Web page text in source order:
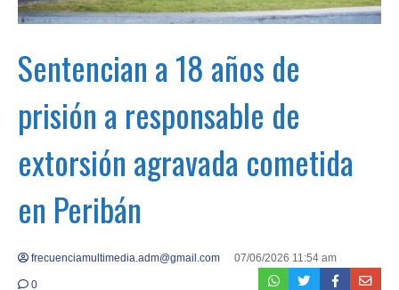
Sentencian a 18 años de
prisión a responsable de
extorsión agravada cometida
en Peribán
frecuenciamultimedia.adm@gmail.com 07/06/2026 11:54 am
0